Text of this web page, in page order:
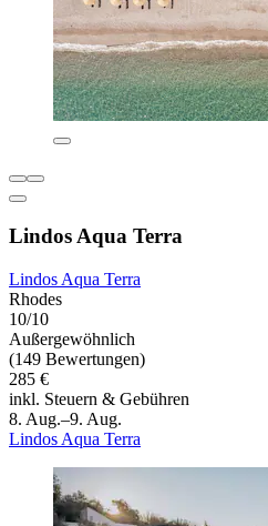
Lindos Aqua Terra
Lindos Aqua Terra
Rhodes
10/10
Außergewöhnlich
(149 Bewertungen)
285 €
inkl. Steuern & Gebühren
8. Aug.–9. Aug.
Lindos Aqua Terra